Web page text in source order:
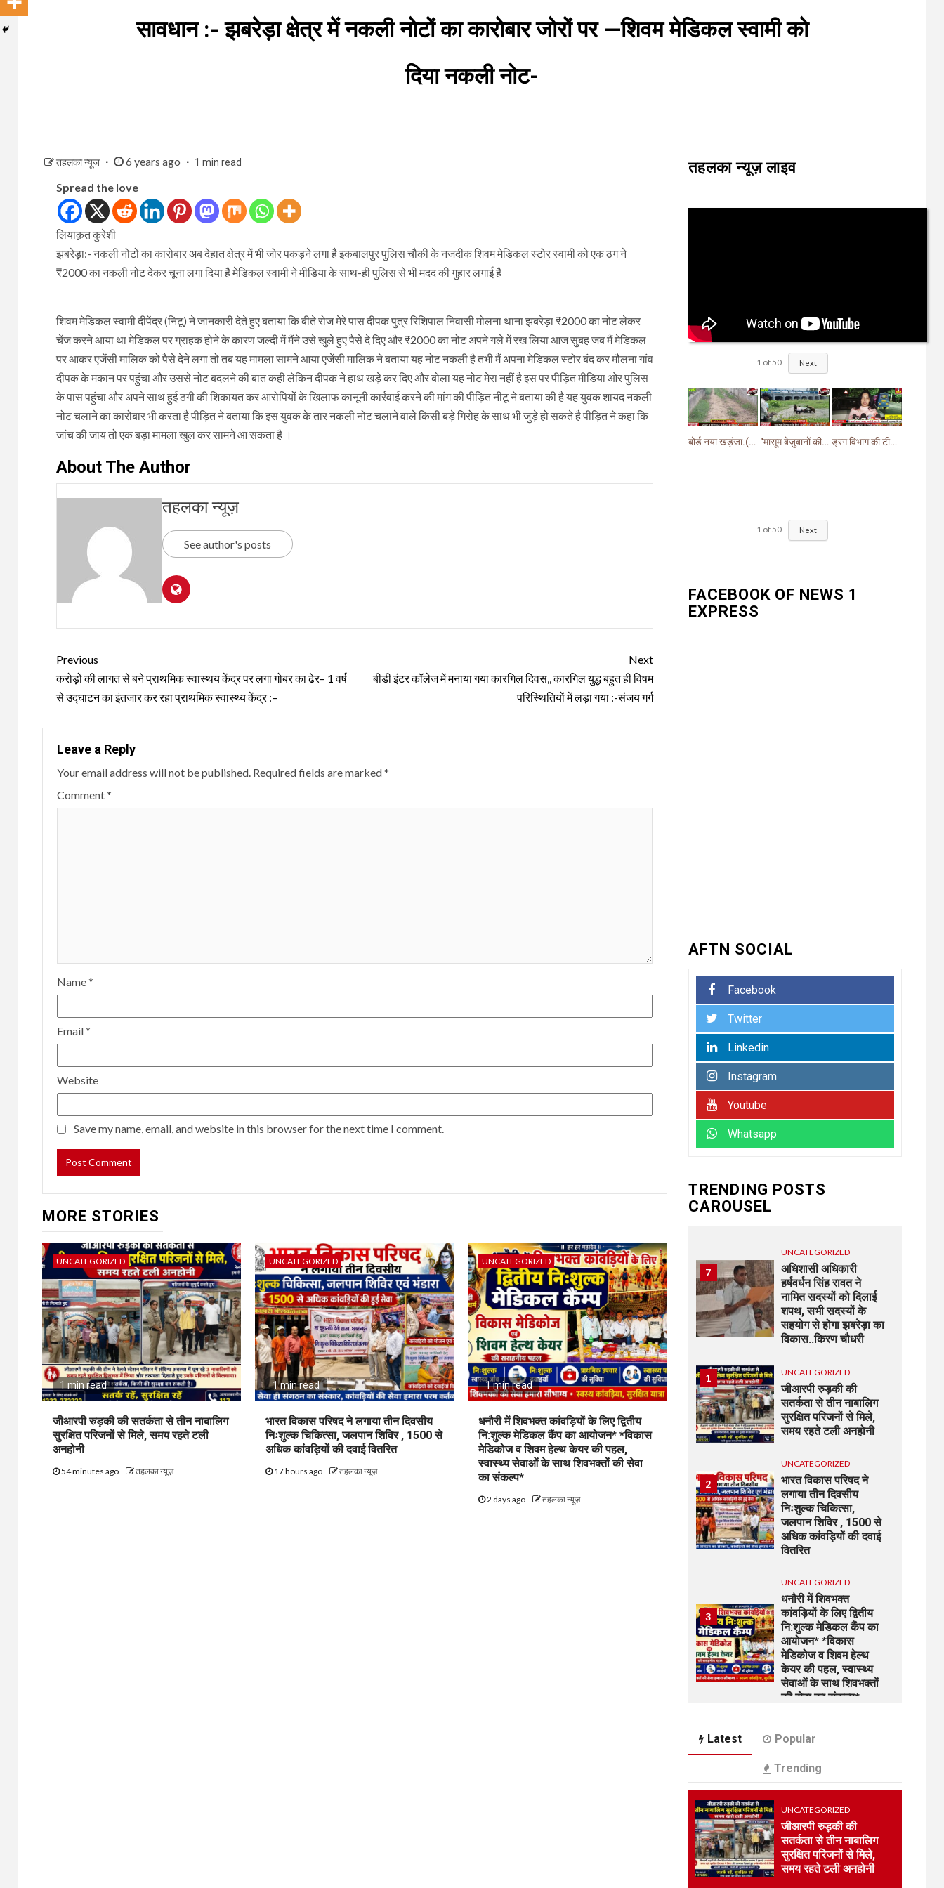
सावधान :- झबरेड़ा क्षेत्र में नकली नोटों का कारोबार जोरों पर —शिवम मेडिकल स्वामी को
दिया नकली नोट-
तहलका न्यूज़ 6 years ago 1 min read
Spread the love
लियाक़त कुरेशी
झबरेड़ा:- नकली नोटों का कारोबार अब देहात क्षेत्र में भी जोर पकड़ने लगा है इकबालपुर पुलिस चौकी के नजदीक शिवम मेडिकल स्टोर स्वामी को एक ठग ने
₹2000 का नकली नोट देकर चूना लगा दिया है मेडिकल स्वामी ने मीडिया के साथ-ही पुलिस से भी मदद की गुहार लगाई है
शिवम मेडिकल स्वामी दीपेंद्र (निटू) ने जानकारी देते हुए बताया कि बीते रोज मेरे पास दीपक पुत्र रिशिपाल निवासी मोलना थाना झबरेड़ा ₹2000 का नोट लेकर
चेंज करने आया था मेडिकल पर ग्राहक होने के कारण जल्दी में मैंने उसे खुले हुए पैसे दे दिए और ₹2000 का नोट अपने गले में रख लिया आज सुबह जब मैं मेडिकल
पर आकर एजेंसी मालिक को पैसे देने लगा तो तब यह मामला सामने आया एजेंसी मालिक ने बताया यह नोट नकली है तभी मैं अपना मेडिकल स्टोर बंद कर मौलना गांव
दीपक के मकान पर पहुंचा और उससे नोट बदलने की बात कही लेकिन दीपक ने हाथ खड़े कर दिए और बोला यह नोट मेरा नहीं है इस पर पीड़ित मीडिया ओर पुलिस
के पास पहुंचा और अपने साथ हुई ठगी की शिकायत कर आरोपियों के खिलाफ कानूनी कार्रवाई करने की मांग की पीड़ित नीटू ने बताया की है यह युवक शायद नकली
नोट चलाने का कारोबार भी करता है पीड़ित ने बताया कि इस युवक के तार नकली नोट चलाने वाले किसी बड़े गिरोह के साथ भी जुड़े हो सकते है पीड़ित ने कहा कि
जांच की जाय तो एक बड़ा मामला खुल कर सामने आ सकता है ।
About The Author
तहलका न्यूज़
See author's posts
Continue
Reading
Previous
करोड़ों की लागत से बने प्राथमिक स्वास्थय केंद्र पर लगा गोबर का ढेर– 1 वर्ष
से उद्घाटन का इंतजार कर रहा प्राथमिक स्वास्थ्य केंद्र :–
Next
बीडी इंटर कॉलेज में मनाया गया कारगिल दिवस,, कारगिल युद्ध बहुत ही विषम
परिस्थितियों में लड़ा गया :-संजय गर्ग
Leave a Reply
Your email address will not be published. Required fields are marked*
Comment*
Name*
Email*
Website
Save my name, email, and website in this browser for the next time I comment.
MORE STORIES
UNCATEGORIZED
1 min read
जीआरपी रुड़की की सतर्कता से तीन नाबालिग
सुरक्षित परिजनों से मिले, समय रहते टली
अनहोनी
54 minutes ago तहलका न्यूज़
UNCATEGORIZED
1 min read
भारत विकास परिषद ने लगाया तीन दिवसीय
निःशुल्क चिकित्सा, जलपान शिविर , 1500 से
अधिक कांवड़ियों की दवाई वितरित
17 hours ago तहलका न्यूज़
UNCATEGORIZED
1 min read
धनौरी में शिवभक्त कांवड़ियों के लिए द्वितीय
नि:शुल्क मेडिकल कैंप का आयोजन* *विकास
मेडिकोज व शिवम हेल्थ केयर की पहल,
स्वास्थ्य सेवाओं के साथ शिवभक्तों की सेवा
का संकल्प*
2 days ago तहलका न्यूज़
तहलका न्यूज़ लाइव
1 of 50 Next
बोर्ड नया खड़ंजा.(गायब)झबरेड़ा विधायक वीरेंद्र जत्ती के प्रस्ताव पर pwd ने बनाया खड़ंजा "मासूम बेजुबानों की दर्दनाक मौत: चंद घास के निवालों ने उजाड़ दी गरीब परिवारों की दुनिया" ड्रग विभाग की टीम ने खांसी व सर्दी जुकाम में दी जाने वाली (सिरप) की खरीदारी व बिक्री पर लगाई रोक.
1 of50 Next
FACEBOOK OF NEWS 1
EXPRESS
AFTN SOCIAL
Facebook
Twitter
Linkedin
Instagram
Youtube
Whatsapp
TRENDING POSTS
CAROUSEL
संयुक्त प्रवास बैठक में
5
कोटवाल आलमपुर में लाखों
से कार्रवाई की लगाई गुहार
लगाए खरीद-फरोख्त के
अधिशासी
दिलाई शपथ, सभी सदस्यों
7
UNCATEGORIZED
अधिशासी अधिकारी
हर्षवर्धन सिंह रावत ने
नामित सदस्यों को दिलाई
शपथ, सभी सदस्यों के
सहयोग से होगा झबरेड़ा का
विकास..किरण चौधरी
1 UNCATEGORIZED
जीआरपी रुड़की की
सतर्कता से तीन नाबालिग
सुरक्षित परिजनों से मिले,
समय रहते टली अनहोनी
2
UNCATEGORIZED
भारत विकास परिषद ने
लगाया तीन दिवसीय
निःशुल्क चिकित्सा,
जलपान शिविर , 1500 से
अधिक कांवड़ियों की दवाई
वितरित
3
UNCATEGORIZED
धनौरी में शिवभक्त
कांवड़ियों के लिए द्वितीय
नि:शुल्क मेडिकल कैंप का
आयोजन* *विकास
मेडिकोज व शिवम हेल्थ
केयर की पहल, स्वास्थ्य
सेवाओं के साथ शिवभक्तों
की सेवा का संकल्प*
4
भारत विकास परिषद की
संयुक्त प्रवास बैठक में
संगठन विस्तार और सेवा
कार्यों पर जोर
5
UNCATEGORIZED
कोटवाल आलमपुर में लाखों
की चोरी, पीड़ित ने पुलिस
से कार्रवाई की लगाई गुहार
Latest Popular
Trending
UNCATEGORIZED
जीआरपी रुड़की की
सतर्कता से तीन नाबालिग
सुरक्षित परिजनों से मिले,
समय रहते टली अनहोनी